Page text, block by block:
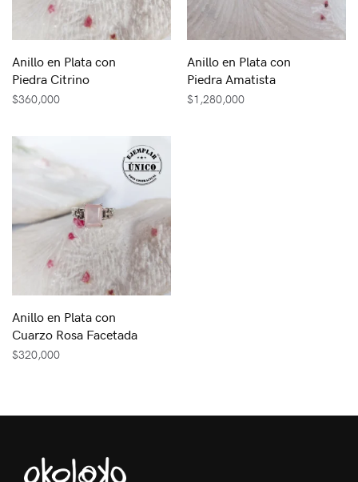
Anillo en Plata con
Piedra Citrino
$360,000
Anillo en Plata con
Piedra Amatista
$1,280,000
Anillo en Plata con
Cuarzo Rosa Facetada
$320,000